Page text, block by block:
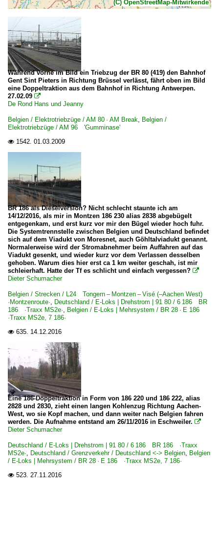
(C) OpenStreetMap-Mitwirkende
Während vorne im Bild ein Triebzug der BR 80 (419) den Bahnhof
Gent Sint Pieters in Richtung Brüssel verlässt, fährt oben im Bild
eine Doppeltraktion aus dem Bahnhof in Richtung Antwerpen.
27.02.09 
De Rond Hans und Jeanny
Belgien / Elektrotriebzüge / AM 80 · AM Break, Belgien /
Elektrotriebzüge / AM 96 'Gumminase'
 1542. 01.03.2009
BR 186 als Dieselversion? Nicht schlecht staunte ich am
14/12/2016, als mir in Montzen 186 230 alias 2838 abgebügelt
entgegenkam, und erst kurz vor mir den Bügel wieder hoch fuhr.
Die Systemtrennstelle zwischen Belgien und Deutschland befindet
sich auf dem Viadukt von Moresnet, auch Göhltalviadukt genannt.
Normalerweise wird der Stromabnehmer beim Auffahren auf das
Viadukt gesenkt, und wieder kurz vor dem Verlassen desselben
gehoben. Warum dies hier erst ca 1 km weiter geschah, ist mir
schleierhaft. Hatte der Tf es schlicht und einfach vergessen? 
Dieter Schumacher
Belgien / Strecken / L24 Tongern – Montzen – Visé (–Aachen West)
·Montzenroute·, Deutschland / E-Loks | Drehstrom | 91 80 / 6 186 BR
186 ·Traxx MS2e·, Belgien / E-Loks | Mehrsystem / BR 28 · E 186
·Traxx MS2e, 7 186·
 635. 14.12.2016
Eine 186-Doppeltraktion in Form von 186 220 und 186 222, alias
2828 und 2830, zieht einen langen Kohlenzug Richtung Aachen-
West, wo sie Kopf machen, und dann weiter nach Belgien fahren
werden. Die Aufnahme entstand am 26/11/2016 in Eschweiler. 
Dieter Schumacher
Deutschland / E-Loks | Drehstrom | 91 80 / 6 186 BR 186 ·Traxx
MS2e·, Deutschland / Grenzverkehr / Deutschland <-> Belgien, Belgien
/ E-Loks | Mehrsystem / BR 28 · E 186 ·Traxx MS2e, 7 186·
 523. 27.11.2016